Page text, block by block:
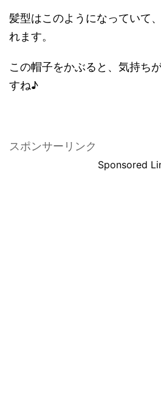
髪型はこのようになっていて
れます。
この帽子をかぶると、気持ち
すね♪
スポンサーリンク
Sponsored